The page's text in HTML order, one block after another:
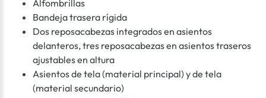
Alfombrillas
Bandeja trasera rígida
Dos reposacabezas integrados en asientos
delanteros, tres reposacabezas en asientos traseros
ajustables en altura
Asientos de tela (material principal) y de tela
(material secundario)